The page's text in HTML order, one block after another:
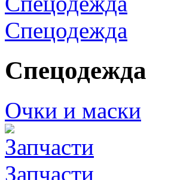
Спецодежда
Спецодежда
Очки и маски
Запчасти